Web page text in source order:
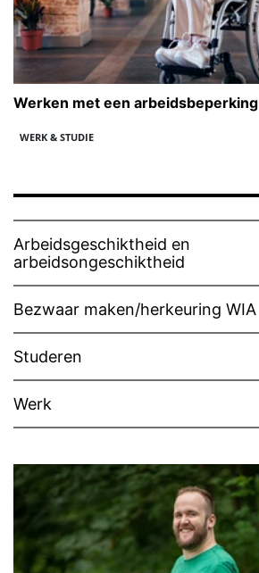
Werken met een arbeidsbeperking
WERK & STUDIE
Arbeidsgeschiktheid en
arbeidsongeschiktheid
Bezwaar maken/herkeuring WIA
Studeren
Werk